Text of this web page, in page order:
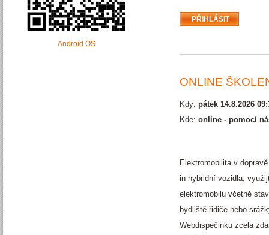
Android OS
ONLINE
Kdy: pátek 14.8.2026
Kde: online - pomocí
Elektromobilita v
in hybridní vozidla,
elektromobilu včetně
bydliště řidiče nebo
Webdispečinku zcela